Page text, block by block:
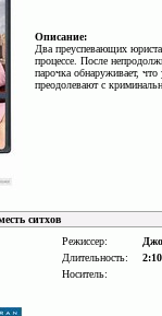
Описание:
Два преуспевающих
процессе. После
парочка обнаруживает,
преодолевают с
ситхов
Режиссер:
Длительность:
Носитель: